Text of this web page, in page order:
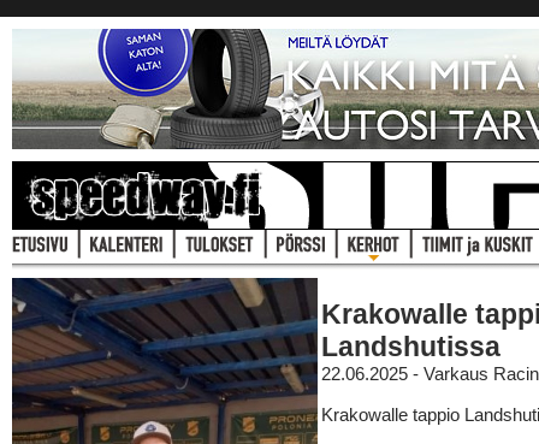
Krakowalle
Landshutissa
22.06.2025 - Varkaus
Krakowalle tappio